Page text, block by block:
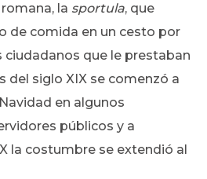
la sportula, que
de comida en un cesto por
que le prestaban
del siglo XIX se comenzó a
en algunos
públicos y a
la costumbre se extendió al